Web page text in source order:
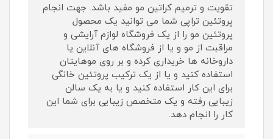
تقویت و ترمیم کراتین مو مفید باشد. جهت انجام
پروتئین تراپی شما می توانید یک محصول
پروتئین مو را از یک فروشگاه لوازم آرایشی و
مراقبت از مو و یا از فروشگاه های آنلاین یا
داروخانه ها خریداری کرده و بر روی موهایتان
استفاده کنید و یا از یک ترکیب پروتئین خانگی
برای این کار استفاده کنید و یا به یک سالن
زیبایی رفته و یک متخصص زیبایی برای شما این
کار را انجام دهد.